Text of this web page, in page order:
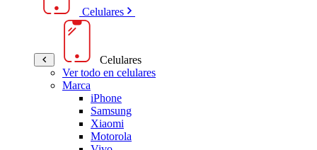
Celulares
Celulares
Ver todo en celulares
Marca
iPhone
Samsung
Xiaomi
Motorola